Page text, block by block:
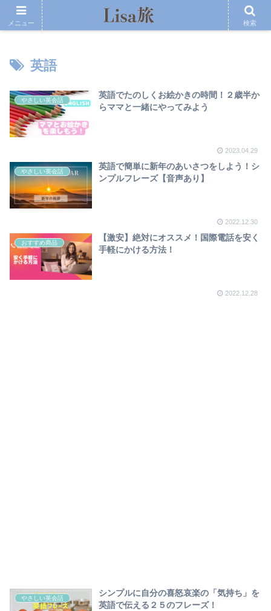
英語
やさしい英会話
英語でたのしくお絵かきの時間！２歳半か
らママと一緒にやってみよう
2023.04.29
やさしい英会話
英語で簡単に新年のあいさつをしよう！シ
ンプルフレーズ【音声あり】
2022.12.30
おすすめ商品
【激安】絶対にオススメ！国際電話を安く
手軽にかける方法！
2022.12.28
やさしい英会話
シンプルに自分の喜怒哀楽の「気持ち」を
英語で伝える２５のフレーズ！
メニュー 検索